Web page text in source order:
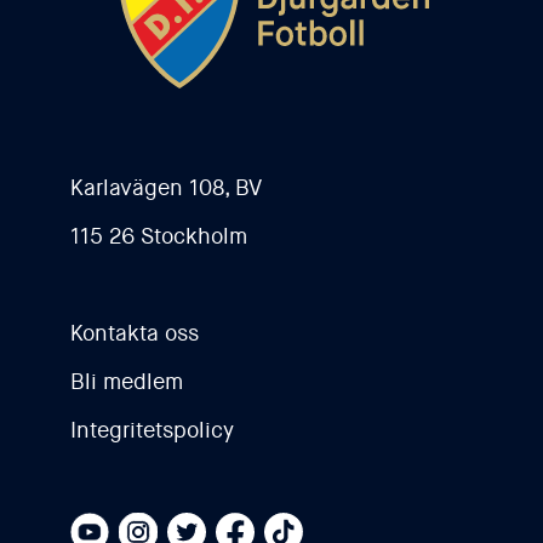
2000-2009
Karlavägen 108, BV
115 26 Stockholm
Kontakta oss
Bli medlem
Integritetspolicy